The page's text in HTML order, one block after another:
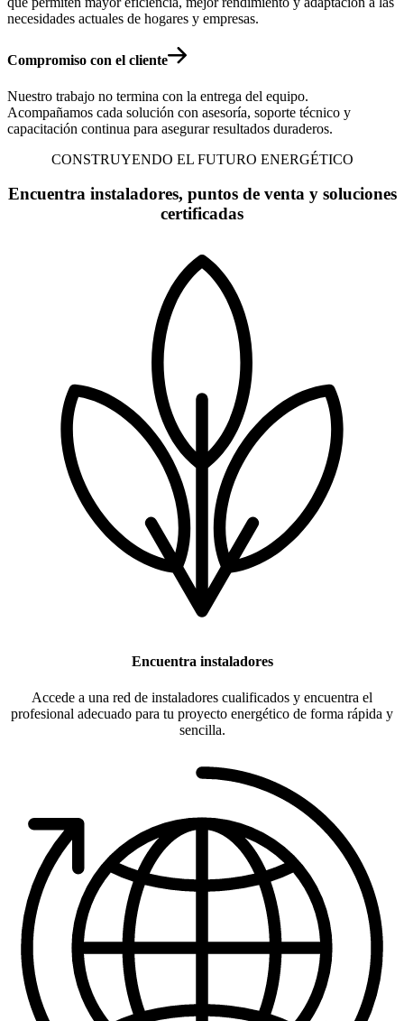
necesidades actuales de hogares y empresas.
Compromiso con el cliente
Nuestro trabajo no termina con la entrega del equipo.
Acompañamos cada solución con asesoría, soporte técnico y
capacitación continua para asegurar resultados duraderos.
CONSTRUYENDO EL FUTURO ENERGÉTICO
Encuentra instaladores, puntos de venta y soluciones
certificadas
Encuentra instaladores
Accede a una red de instaladores cualificados y encuentra el
profesional adecuado para tu proyecto energético de forma rápida y
sencilla.